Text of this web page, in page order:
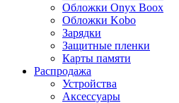
Обложки Onyx Boox
Обложки Kobo
Зарядки
Защитные пленки
Карты памяти
Распродажа
Устройства
Аксессуары